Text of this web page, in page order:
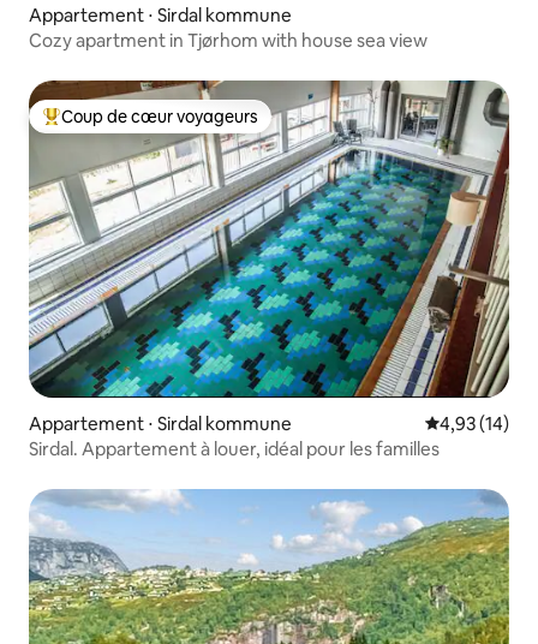
Appartement ⋅ Sirdal kommune
Cozy apartment in Tjørhom with house sea view
Coups de cœur voyageurs les plus appréciés
Coup de cœur voyageurs
Appartement ⋅ Sirdal kommune Évaluation
4,93 (14)
Sirdal. Appartement à louer, idéal pour les familles